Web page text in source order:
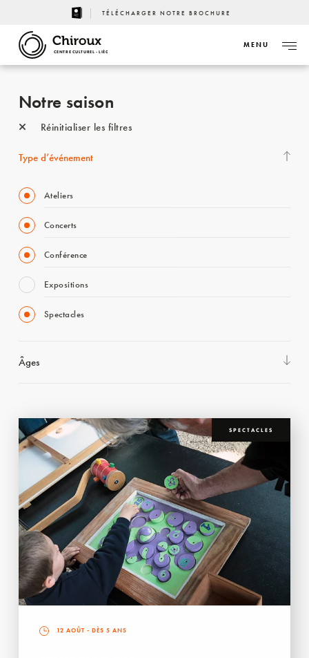
TÉLÉCHARGER NOTRE BROCHURE
CENTRE CULTUREL - LIÈGE
MENU
Notre saison
Réinitialiser les filtres
Type d’événement
Ateliers
Concerts
Conférence
Expositions
Spectacles
Âges
SPECTACLES
12 AOÛT - DÈS 5 ANS